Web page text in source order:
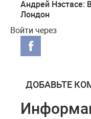
Андрей Нэстасе:
Лондон
Войти через
ДОБАВЬТЕ